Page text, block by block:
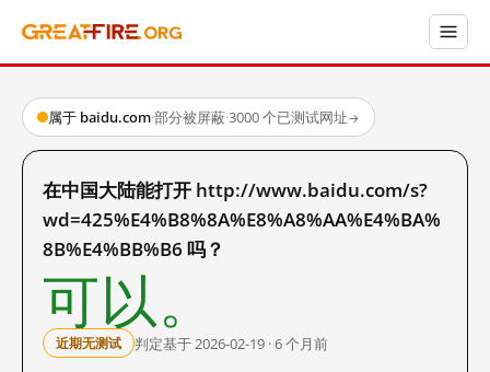
属于 baidu.com·部分被屏蔽·3000 个已测试网址→
在中国大陆能打开 http://www.baidu.com/s?
wd=425%E4%B8%8A%E8%A8%AA%E4%BA%
8B%E4%BB%B6 吗？
可以。
近期无测试 判定基于 2026-02-19 · 6 个月前